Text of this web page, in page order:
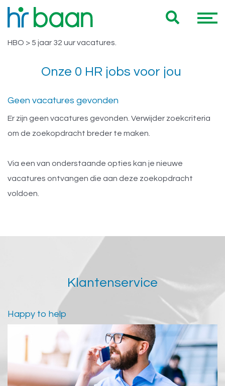
Vacatures Gelderland HBO > 5 jaar
32 uur
Hieronder vind je een overzicht van al onze Gelderland
HBO > 5 jaar 32 uur vacatures.
Onze 0 HR jobs voor jou
Geen vacatures gevonden
Er zijn geen vacatures gevonden. Verwijder zoekcriteria
om de zoekopdracht breder te maken.
Via een van onderstaande opties kan je nieuwe
vacatures ontvangen die aan deze zoekopdracht
voldoen.
Klantenservice
Happy to help